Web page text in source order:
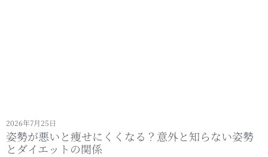
姿勢が悪いと痩せにくくなる？意外と知らない姿勢
とダイエットの関係
2026年7月25日